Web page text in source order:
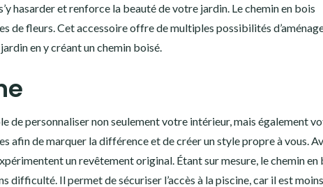
hasarder et renforce la beauté de votre jardin. Le chemin en bois
de fleurs. Cet accessoire offre de multiples possibilités
en y créant un chemin boisé.
de personnaliser non seulement votre intérieur, mais également
afin de marquer la différence et de créer un style propre à vous.
un revêtement original. Étant sur mesure, le chemin en
difficulté. Il permet de sécuriser l’accès à la piscine, car il est moins